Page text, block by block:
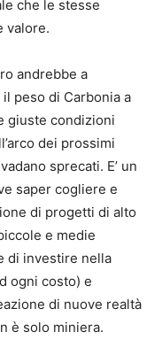
che le stesse
valore.
andrebbe a
peso di Carbonia a
giuste condizioni
dei prossimi
sprecati. E’ un
saper cogliere e
di progetti di alto
e medie
di investire nella
ogni costo) e
di nuove realtà
è solo miniera.